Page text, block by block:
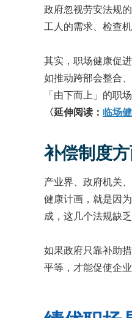
政府忽视劳安法规
工人的需求、检查
其实，职场健康促
如推动跨部会整合
「由下而上」的职
〈延伸阅读： 临场
补偿制度
产业界、政府机关
健康计画，就是因
成，这几个法规缺
如果政府只靠补助
平等，才能促使企